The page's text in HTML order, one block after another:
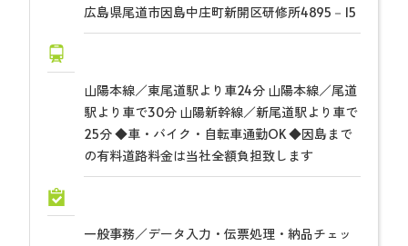
広島県尾道市因島中庄町新開区研修所4895－15
山陽本線／東尾道駅より車24分 山陽本線／尾道
駅より車で30分 山陽新幹線／新尾道駅より車で
25分 ◆車・バイク・自転車通勤OK ◆因島まで
の有料道路料金は当社全額負担致します
一般事務／データ入力・伝票処理・納品チェッ